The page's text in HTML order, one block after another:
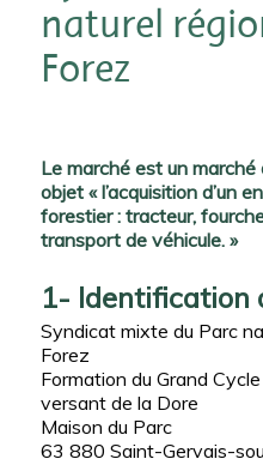
naturel
Forez
Le marché est un
objet « l’acquisition d’un
forestier : tracteur,
transport de véhicule. »
1- Identification
Syndicat mixte du Parc
Forez
Formation du Grand
versant de la Dore
Maison du Parc
63 880 Saint-Gervais-